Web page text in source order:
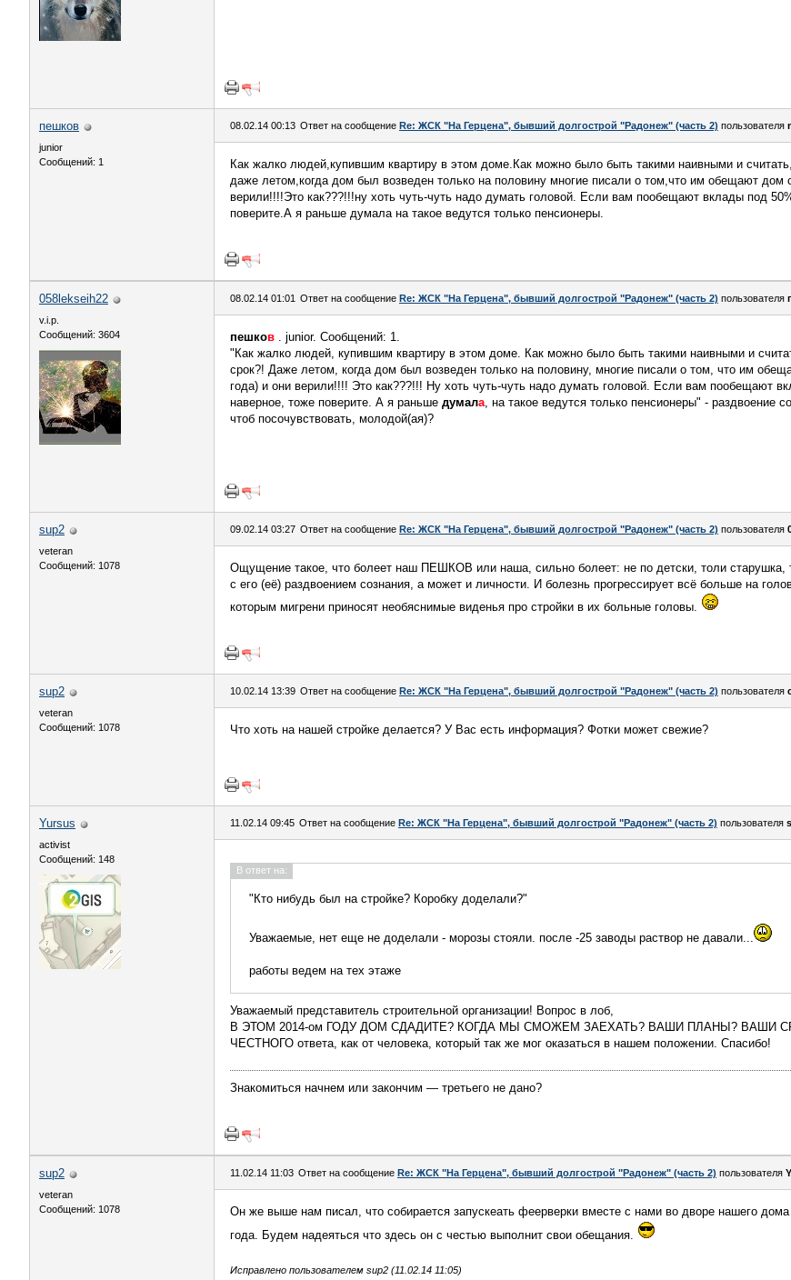
пешков
junior
Сообщений: 1
08.02.14 00:13 Ответ на сообщение Re: ЖСК "На Герцена", бывший долгострой "Радонеж" (часть 2) пользователя
Как жалко людей,купившим квартиру в этом доме.Как можно было быть такими наивными и
даже летом,когда дом был возведен только на половину многие писали о том,что им обещают дом
верили!!!!Это как???!!!ну хоть чуть-чуть надо думать головой. Если вам пообещают вклады под
поверите.А я раньше думала на такое ведутся только пенсионеры.
058lekseih22
v.i.p.
Сообщений: 3604
08.02.14 01:01 Ответ на сообщение Re: ЖСК "На Герцена", бывший долгострой "Радонеж" (часть 2) пользователя
пешков . junior. Сообщений: 1.
"Как жалко людей, купившим квартиру в этом доме. Как можно было быть такими наивными и
срок?! Даже летом, когда дом был возведен только на половину, многие писали о том, что им
года) и они верили!!!! Это как???!!! Ну хоть чуть-чуть надо думать головой. Если вам пообещают
наверное, тоже поверите. А я раньше думала, на такое ведутся только пенсионеры" - раздвоение
чтоб посочувствовать, молодой(ая)?
sup2
veteran
Сообщений: 1078
09.02.14 03:27 Ответ на сообщение Re: ЖСК "На Герцена", бывший долгострой "Радонеж" (часть 2) пользователя
Ощущение такое, что болеет наш ПЕШКОВ или наша, сильно болеет: не по детски, толи
с его (её) раздвоением сознания, а может и личности. И болезнь прогрессирует всё больше на
которым мигрени приносят необяснимые виденья про стройки в их больные головы.
sup2
veteran
Сообщений: 1078
10.02.14 13:39 Ответ на сообщение Re: ЖСК "На Герцена", бывший долгострой "Радонеж" (часть 2) пользователя
Что хоть на нашей стройке делается? У Вас есть информация? Фотки может свежие?
Yursus
activist
Сообщений: 148
11.02.14 09:45 Ответ на сообщение Re: ЖСК "На Герцена", бывший долгострой "Радонеж" (часть 2) пользователя
В ответ на:
"Кто нибудь был на стройке? Коробку доделали?"
Уважаемые, нет еще не доделали - морозы стояли. после -25 заводы раствор не давали...
работы ведем на тех этаже
Уважаемый представитель строительной организации! Вопрос в лоб,
В ЭТОМ 2014-ом ГОДУ ДОМ СДАДИТЕ? КОГДА МЫ СМОЖЕМ ЗАЕХАТЬ? ВАШИ ПЛАНЫ? ВАШИ
ЧЕСТНОГО ответа, как от человека, который так же мог оказаться в нашем положении. Спасибо!
Знакомиться начнем или закончим — третьего не дано?
sup2
veteran
Сообщений: 1078
11.02.14 11:03 Ответ на сообщение Re: ЖСК "На Герцена", бывший долгострой "Радонеж" (часть 2) пользователя
Он же выше нам писал, что собирается запускеать феерверки вместе с нами во дворе нашего
года. Будем надеяться что здесь он с честью выполнит свои обещания.
Исправлено пользователем sup2 (11.02.14 11:05)